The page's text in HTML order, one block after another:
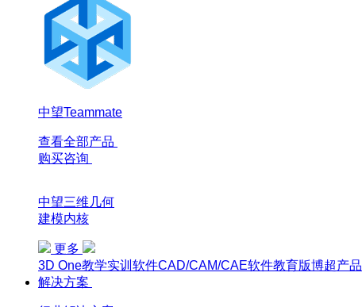
中望Teammate
查看全部产品
购买咨询
中望三维几何
建模内核
更多
3D One教学实训软件CAD/CAM/CAE软件教育版博超产品
解决方案